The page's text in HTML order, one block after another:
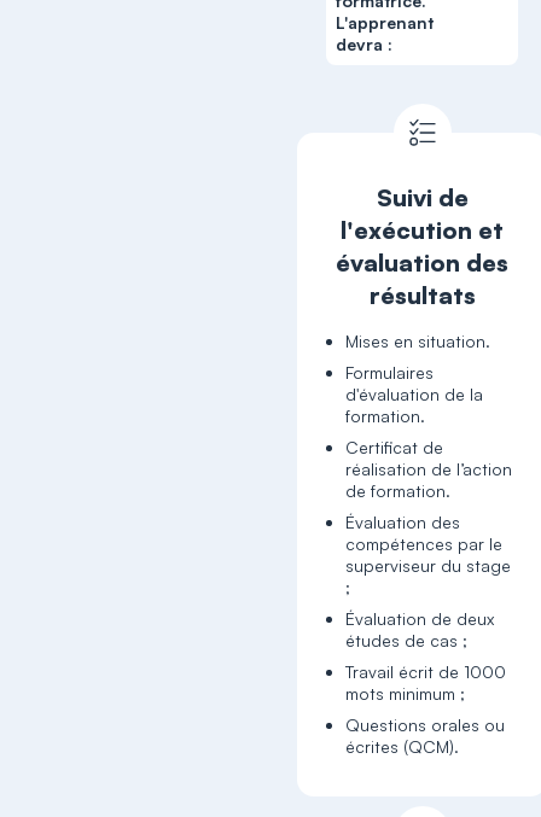
L'apprenant
devra :
Suivi de
l'exécution et
évaluation des
résultats
Mises en situation.
Formulaires
d'évaluation de la
formation.
Certificat de
réalisation de l’action
de formation.
Évaluation des
compétences par le
superviseur du stage
;
Évaluation de deux
études de cas ;
Travail écrit de 1000
mots minimum ;
Questions orales ou
écrites (QCM).